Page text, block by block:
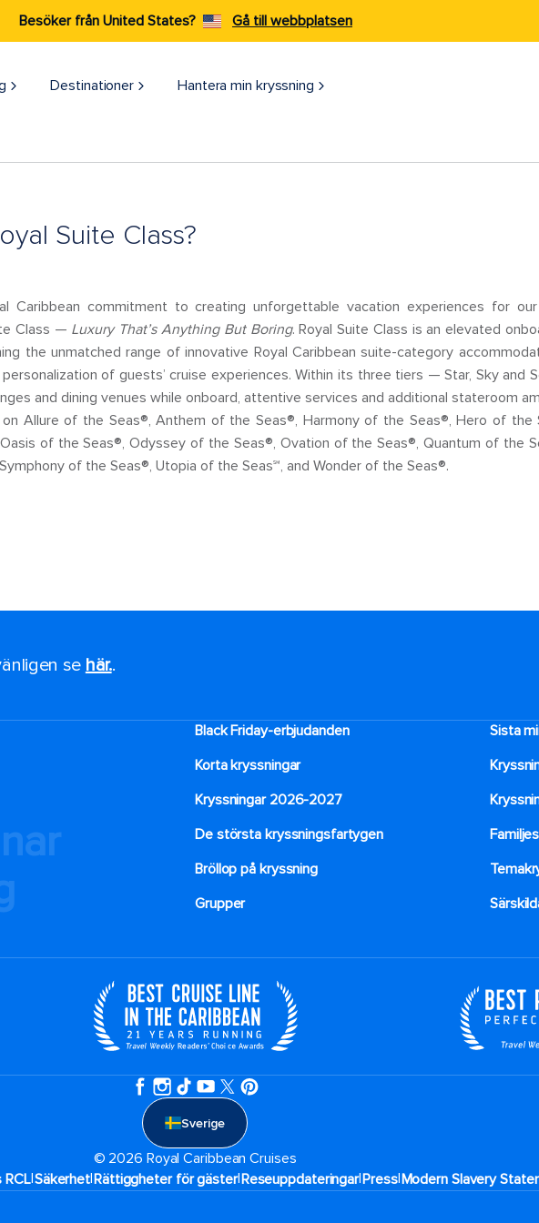
Besöker från United States? Gå till webbplatsen
Destinationer Hantera min kryssning
Suite Class?
Caribbean commitment to creating unforgettable vacation experiences for
Class — Luxury That’s Anything But Boring. Royal Suite Class is an elevated
the unmatched range of innovative Royal Caribbean suite-category
of guests’ cruise experiences. Within its three tiers — Star, Sky and
and dining venues while onboard, attentive services and additional stateroom
on Allure of the Seas®, Anthem of the Seas®, Harmony of the Seas®, Hero of the
of the Seas®, Odyssey of the Seas®, Ovation of the Seas®, Quantum of the
of the Seas®, Utopia of the Seas℠, and Wonder of the Seas®.
se här..
Black Friday-erbjudanden
Sista
Korta kryssningar
Kryssningar 2026-2027
De största kryssningsfartygen
Bröllop på kryssning
Grupper
Sverige
© 2026 Royal Caribbean Cruises
RCL|Säkerhet|Rättiggheter för gäster|Reseuppdateringar​|Press|Modern Slavery